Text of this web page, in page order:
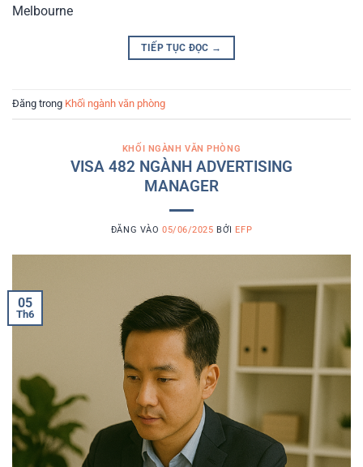
Melbourne
TIẾP TỤC ĐỌC →
Đăng trong Khối ngành văn phòng
KHỐI NGÀNH VĂN PHÒNG
VISA 482 NGÀNH ADVERTISING
MANAGER
ĐĂNG VÀO 05/06/2025 BỞI EFP
05
Th6